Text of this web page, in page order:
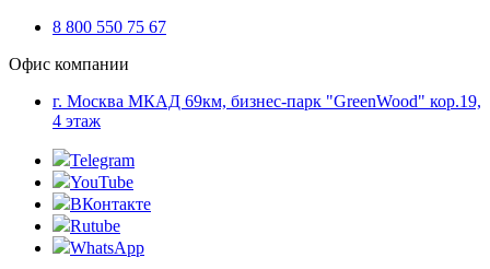
8 800 550 75 67
Офис компании
г. Москва МКАД 69км, бизнес-парк "GreenWood" кор.19,
4 этаж
Telegram
YouTube
ВКонтакте
Rutube
WhatsApp